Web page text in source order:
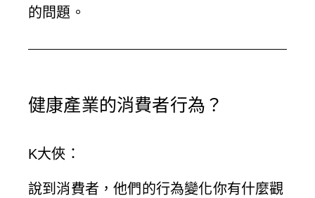
的問題。
健康產業的消費者行為？
K大俠 ：
說到消費者，他們的行為變化你有什麼觀